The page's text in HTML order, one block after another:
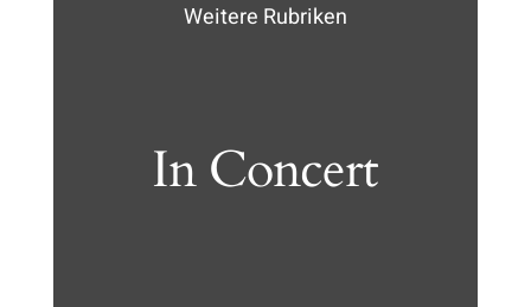
Weitere Rubriken
In Concert